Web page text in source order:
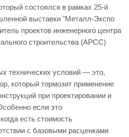
состоялся в рамках 25-й
выставки "Металл-Экспо
проектов инженерного центра
строительства (АРСС)
технических условий — это,
который тормозит применение
при проектировании и
если это
есть стоимость
с базовыми расценками